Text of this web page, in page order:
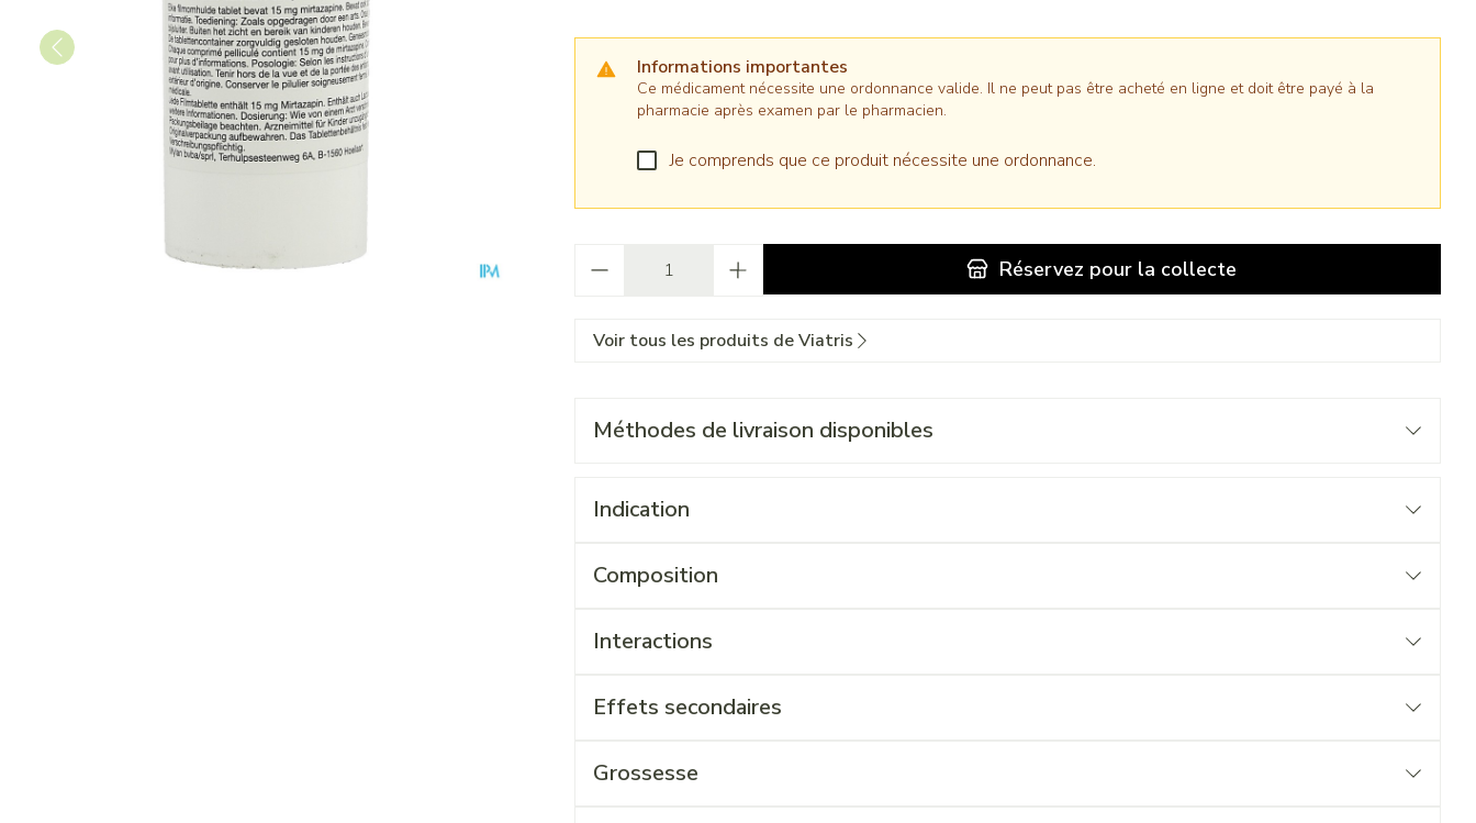
Informations importantes
Ce médicament nécessite une ordonnance valide. Il ne peut pas être acheté en ligne et doit être payé à la
pharmacie après examen par le pharmacien.
Je comprends que ce produit nécessite une ordonnance.
Réservez pour la collecte
Voir tous les produits de Viatris
Méthodes de livraison disponibles
Indication
Composition
Interactions
Effets secondaires
Grossesse